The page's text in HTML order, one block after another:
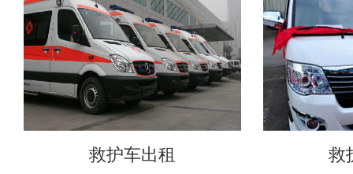
救护车出租 救